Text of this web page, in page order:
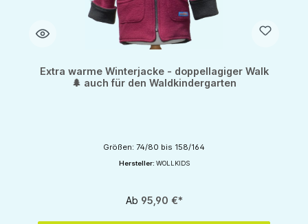
Extra warme Winterjacke - doppellagiger Walk
🌲 auch für den Waldkindergarten
Größen: 74/80 bis 158/164
Hersteller: WOLLKIDS
Ab 95,90 €*